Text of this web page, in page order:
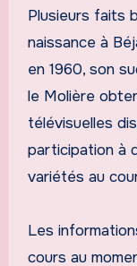
Plusieurs faits
naissance à
en 1960, son
le Molière
télévisuelles
participation à
variétés au
Les
cours au